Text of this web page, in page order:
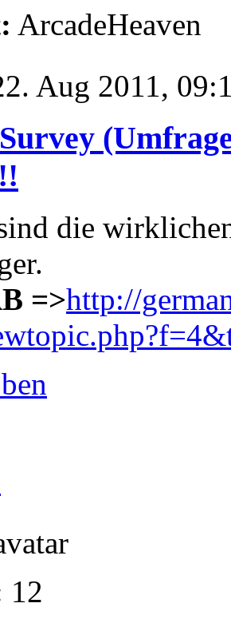
ArcadeHeaven
Aug 2011,
die
=>http://
12